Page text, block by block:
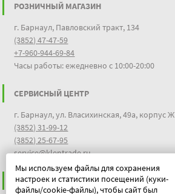
Мы используем файлы для сохранения
настроек и статистики посещений (куки-
файлы/cookie-файлы), чтобы сайт был
РОЗНИЧНЫЙ МАГАЗИН
г. Барнаул, Павловский тракт, 134
(3852) 47-47-59
+7-960-944-69-84
Часы работы: ежедневно с 10:00-20:00
СЕРВИСНЫЙ ЦЕНТР
г. Барнаул, ул. Власихинская, 49а, корпус Ж
(3852) 31-99-12
(3852) 25-67-95
service@klentrade.ru
ИНФОРМАЦИЯ